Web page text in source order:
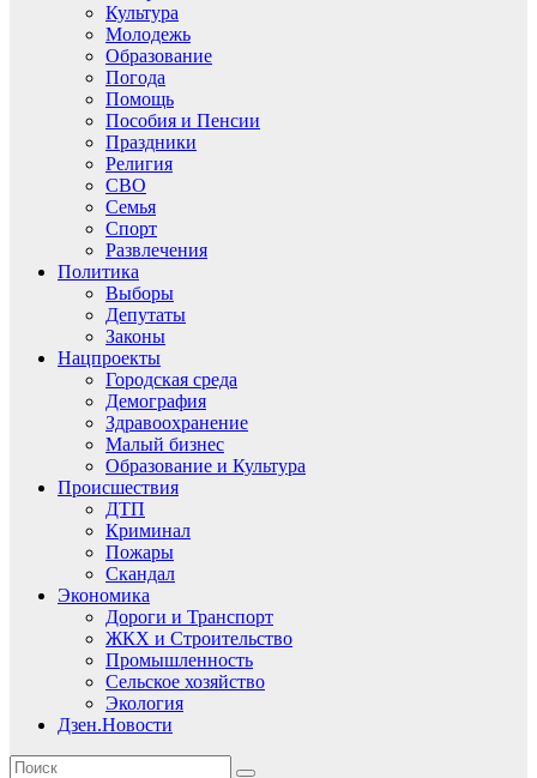
Культура
Молодежь
Образование
Погода
Помощь
Пособия и Пенсии
Праздники
Религия
СВО
Семья
Спорт
Развлечения
Политика
Выборы
Депутаты
Законы
Нацпроекты
Городская среда
Демография
Здравоохранение
Малый бизнес
Образование и Культура
Происшествия
ДТП
Криминал
Пожары
Скандал
Экономика
Дороги и Транспорт
ЖКХ и Строительство
Промышленность
Сельское хозяйство
Экология
Дзен.Новости